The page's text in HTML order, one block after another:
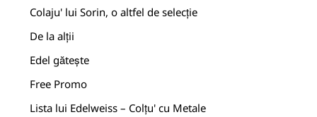
Colaju' lui Sorin, o altfel de selecție
De la alții
Edel gătește
Free Promo
Lista lui Edelweiss – Colțu' cu Metale